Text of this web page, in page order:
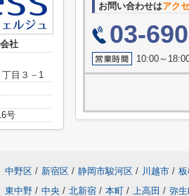
お問い合わせはアク
03-
10:00～
社
目３－1
号
中野区 / 新宿区 / 静岡市駿河区 / 川越市 /
東中野 / 中央 / 北新宿 / 本町 / 上高田 / 弥